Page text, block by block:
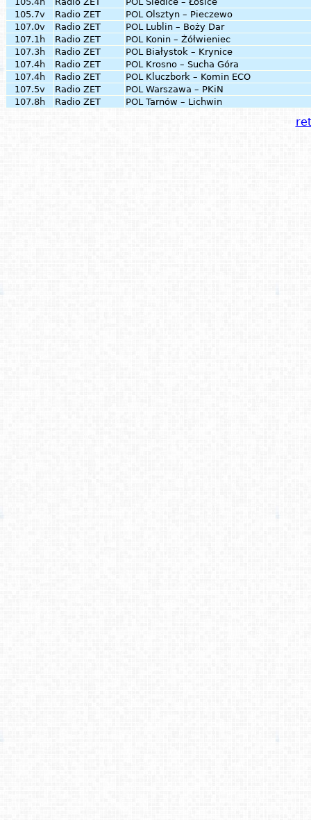
105.7v
Radio ZET POL Olsztyn – Pieczewo
107.0v
Radio ZET POL Lublin – Boży Dar
107.1h
Radio ZET POL Konin – Żółwieniec
107.3h
Radio ZET POL Białystok – Krynice
107.4h
Radio ZET POL Krosno – Sucha Góra
107.4h
Radio ZET POL Kluczbork – Komin ECO
107.5v
Radio ZET POL Warszawa – PKiN
107.8h
Radio ZET POL Tarnów – Lichwin